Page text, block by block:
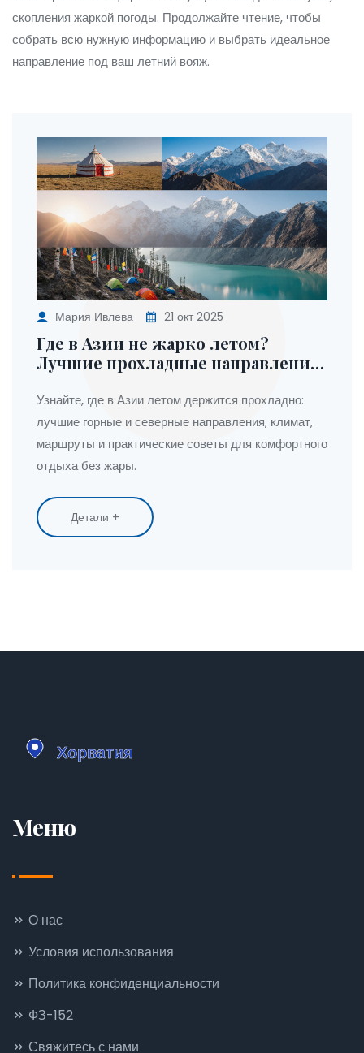
скопления жаркой погоды. Продолжайте чтение, чтобы
собрать всю нужную информацию и выбрать идеальное
направление под ваш летний вояж.
Мария Ивлева 21 окт 2025
Где в Азии не жарко летом?
Лучшие прохладные направления
Узнайте, где в Азии летом держится прохладно:
лучшие горные и северные направления, климат,
маршруты и практические советы для комфортного
отдыха без жары.
Детали +
Меню
О нас
Условия использования
Политика конфиденциальности
ФЗ-152
Свяжитесь с нами